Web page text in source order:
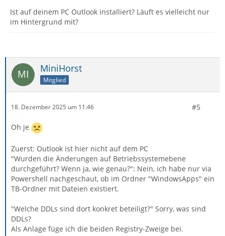
Ist auf deinem PC Outlook installiert? Läuft es vielleicht nur
im Hintergrund mit?
MiniHorst
Mitglied
18. Dezember 2025 um 11:46 #5
Oh je
Zuerst: Outlook ist hier nicht auf dem PC
"Wurden die Änderungen auf Betriebssystemebene
durchgeführt? Wenn ja, wie genau?": Nein, ich habe nur via
Powershell nachgeschaut, ob im Ordner "WindowsApps" ein
TB-Ordner mit Dateien existiert.
"Welche DDLs sind dort konkret beteiligt?" Sorry, was sind
DDLs?
Als Anlage füge ich die beiden Registry-Zweige bei.